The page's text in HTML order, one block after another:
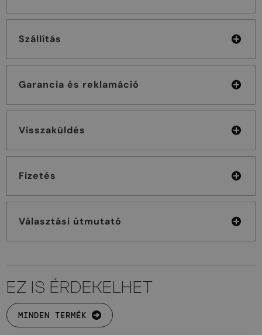
Szállítás
Garancia és reklamáció
Visszaküldés
Fizetés
Választási útmutató
EZ IS ÉRDEKELHET
MINDEN TERMÉK